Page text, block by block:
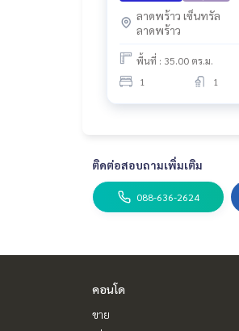
ลาดพร้าว เซ็นทรัล
ลาดพร้าว
พื้นที่ : 35.00 ตร.ม.
1
1
ติดต่อสอบถามเพิ่มเติม
088-636-2624
คอนโด
ขาย